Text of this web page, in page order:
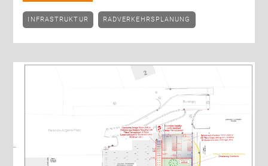
INFRASTRUKTUR RADVERKEHRSPLANUNG